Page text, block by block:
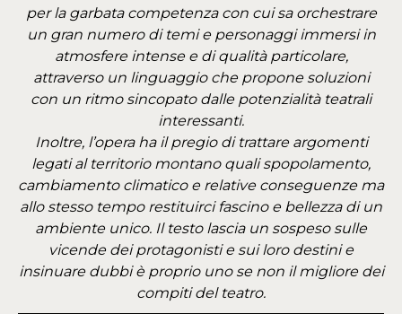
per la garbata competenza con cui sa orchestrare
un gran numero di temi e personaggi immersi in
atmosfere intense e di qualità particolare,
attraverso un linguaggio che propone soluzioni
con un ritmo sincopato dalle potenzialità teatrali
interessanti.
Inoltre, l’opera ha il pregio di trattare argomenti
legati al territorio montano quali spopolamento,
cambiamento climatico e relative conseguenze ma
allo stesso tempo restituirci fascino e bellezza di un
ambiente unico. Il testo lascia un sospeso sulle
vicende dei protagonisti e sui loro destini e
insinuare dubbi è proprio uno se non il migliore dei
compiti del teatro.